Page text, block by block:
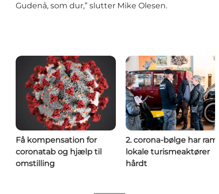
Gudenå, som dur,” slutter Mike Olesen.
Få kompensation for
coronatab og hjælp til
omstilling
2. corona-bølge har
lokale turismeaktører
hårdt